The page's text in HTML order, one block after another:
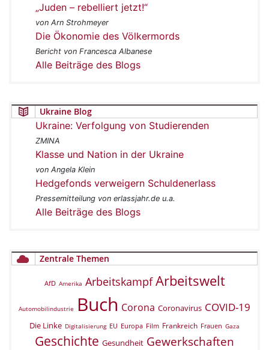
„Juden – rebelliert jetzt!“
von Arn Strohmeyer
Die Ökonomie des Völkermords
Bericht von Francesca Albanese
Alle Beiträge des Blogs
Ukraine Blog
Ukraine: Verfolgung von Studierenden
ZMINA
Klasse und Nation in der Ukraine
von Angela Klein
Hedgefonds verweigern Schuldenerlass
Pressemitteilung von erlassjahr.de u.a.
Alle Beiträge des Blogs
Zentrale Themen
AfD Amerika Arbeitskampf Arbeitswelt
Automobilindustrie Buch Corona Coronavirus COVID-19
Die Linke Digitalisierung EU Europa Film Frankreich Frauen Gaza
Geschichte Gesundheit Gewerkschaften